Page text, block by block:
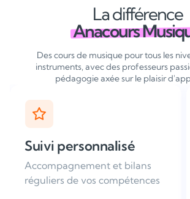
La différence
Anacours
Des cours de musique pour tous les
instruments, avec des professeurs
pédagogie axée sur le plaisir
Apprendre avec plaisir
Une pédagogie basée sur le
plaisir d'apprendre